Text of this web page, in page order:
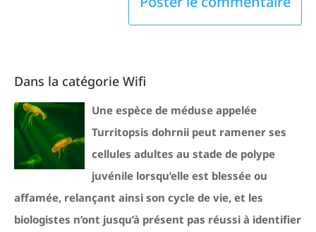
Dans la catégorie Wifi
Une espèce de méduse appelée
Turritopsis dohrnii peut ramener ses
cellules adultes au stade de polype
juvénile lorsqu’elle est blessée ou
affamée, relançant ainsi son cycle de vie, et les
biologistes n’ont jusqu’à présent pas réussi à identifier